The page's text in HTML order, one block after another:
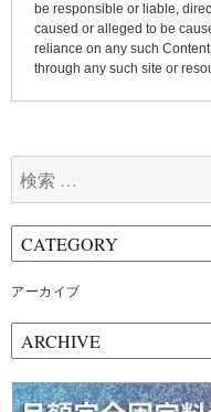
be responsible or liable,
caused or alleged to be
reliance on any such
through any such site or
索:
アーカイブ
ー
カ
イ